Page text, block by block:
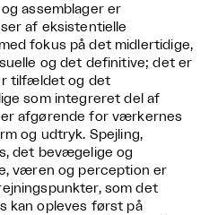
assemblager er
af eksistentielle
fokus på det midlertidige,
og det definitive; det er
tilfældet og det
som integreret del af
afgørende for værkernes
og udtryk. Spejling,
det bevægelige og
væren og perception er
som det
kan opleves først på